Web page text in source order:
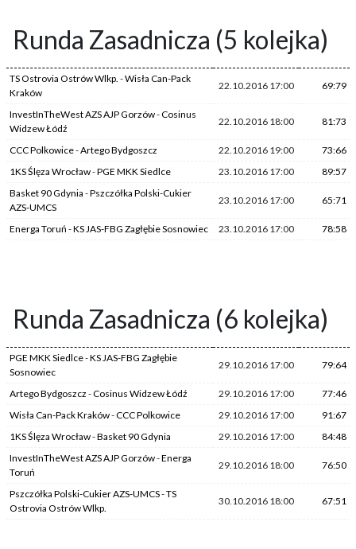
Runda Zasadnicza (5 kolejka)
TS Ostrovia Ostrów Wlkp. -Wisła Can-Pack
Kraków
22.10.2016 17:00 69:79
InvestInTheWest AZS AJP Gorzów-Cosinus
Widzew Łódź
22.10.2016 18:00 81:73
CCC Polkowice-Artego Bydgoszcz 22.10.2016 19:00
73:66
1KS Ślęza Wrocław-PGE MKK Siedlce 23.10.2016 17:00
89:57
Basket 90 Gdynia -Pszczółka Polski-Cukier
AZS-UMCS
23.10.2016 17:00 65:71
Energa Toruń -KS JAS-FBG Zagłębie Sosnowiec 23.10.2016 17:00 78:58
Runda Zasadnicza (6 kolejka)
PGE MKK Siedlce-KS JAS-FBG Zagłębie
Sosnowiec
29.10.2016 17:00 79:64
Artego Bydgoszcz -Cosinus Widzew Łódź 29.10.2016 17:00
77:46
Wisła Can-Pack Kraków-CCC Polkowice 29.10.2016 17:00
91:67
1KS Ślęza Wrocław-Basket 90 Gdynia 29.10.2016 17:00
84:48
InvestInTheWest AZS AJP Gorzów-Energa
Toruń
29.10.2016 18:00 76:50
Pszczółka Polski-Cukier AZS-UMCS-TS
Ostrovia Ostrów Wlkp.
30.10.2016 18:00 67:51